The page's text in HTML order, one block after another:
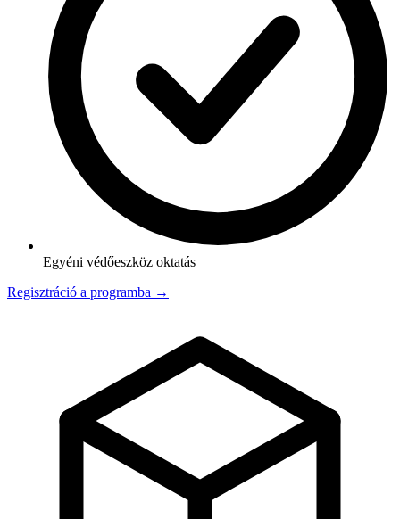
Egyéni védőeszköz oktatás
Regisztráció a programba →